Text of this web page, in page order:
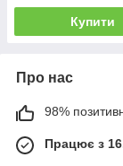
Купити
Про нас
98%
Працює з